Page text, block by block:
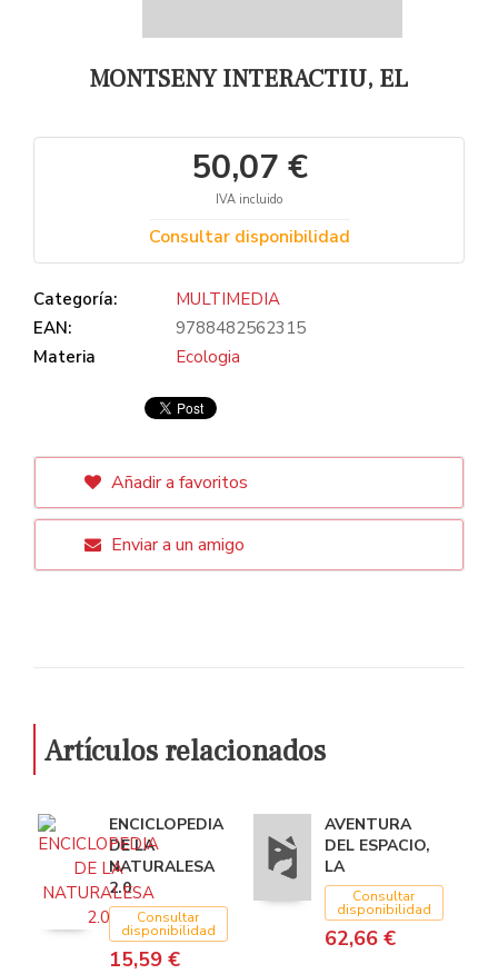
MONTSENY INTERACTIU, EL
50,07 €
IVA incluido
Consultar disponibilidad
Categoría:
MULTIMEDIA
EAN:
9788482562315
Materia
Ecologia
Añadir a favoritos
Enviar a un amigo
Artículos relacionados
ENCICLOPEDIA
DE LA
NATURALESA
2.0
Consultar
disponibilidad
15,59 €
AVENTURA
DEL ESPACIO,
LA
Consultar
disponibilidad
62,66 €